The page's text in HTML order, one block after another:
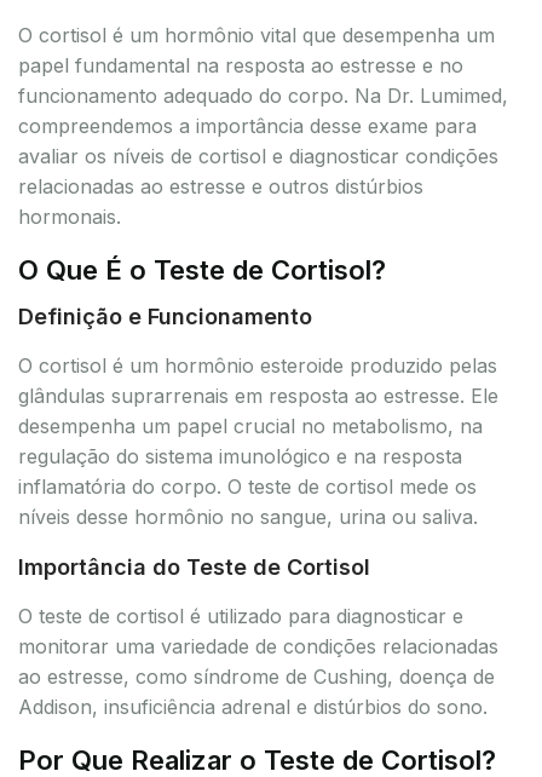
O cortisol é um hormônio vital que desempenha um
papel fundamental na resposta ao estresse e no
funcionamento adequado do corpo. Na Dr. Lumimed,
compreendemos a importância desse exame para
avaliar os níveis de cortisol e diagnosticar condições
relacionadas ao estresse e outros distúrbios
hormonais.
O Que É o Teste de Cortisol?
Definição e Funcionamento
O cortisol é um hormônio esteroide produzido pelas
glândulas suprarrenais em resposta ao estresse. Ele
desempenha um papel crucial no metabolismo, na
regulação do sistema imunológico e na resposta
inflamatória do corpo. O teste de cortisol mede os
níveis desse hormônio no sangue, urina ou saliva.
Importância do Teste de Cortisol
O teste de cortisol é utilizado para diagnosticar e
monitorar uma variedade de condições relacionadas
ao estresse, como síndrome de Cushing, doença de
Addison, insuficiência adrenal e distúrbios do sono.
Por Que Realizar o Teste de Cortisol?